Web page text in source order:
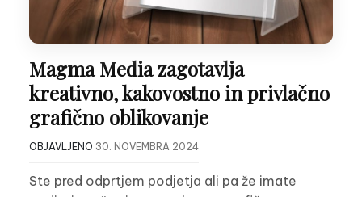
Magma Media zagotavlja
kreativno, kakovostno in privlačno
grafično oblikovanje
OBJAVLJENO 30. NOVEMBRA 2024
Ste pred odprtjem podjetja ali pa že imate